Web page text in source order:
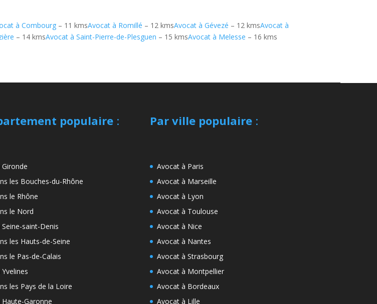
à Combourg – 11 kmsAvocat à Romillé – 12 kmsAvocat à Gévezé – 12 kmsAvocat à
– 14 kmsAvocat à Saint-Pierre-de-Plesguen – 15 kmsAvocat à Melesse – 16 kms
populaire:
les Bouches-du-Rhône
le Rhône
le Nord
saint-Denis
les Hauts-de-Seine
le Pas-de-Calais
les Pays de la Loire
Garonne
Par ville populaire:
Avocat à Paris
Avocat à Marseille
Avocat à Lyon
Avocat à Toulouse
Avocat à Nice
Avocat à Nantes
Avocat à Strasbourg
Avocat à Montpellier
Avocat à Bordeaux
Avocat à Lille